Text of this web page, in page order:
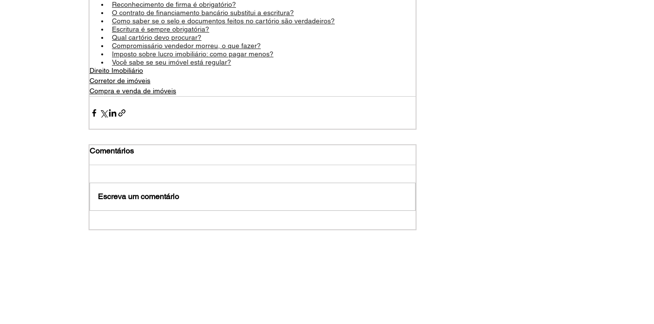
Reconhecimento de firma é obrigatório?
O contrato de financiamento bancário substitui a escritura?
Como saber se o selo e documentos feitos no cartório são verdadeiros?
Escritura é sempre obrigatória?
Qual cartório devo procurar?
Compromissário vendedor morreu, o que fazer?
Imposto sobre lucro imobiliário: como pagar menos?
Você sabe se seu imóvel está regular?
Direito Imobiliário
Corretor de imóveis
Compra e venda de imóveis
Comentários
Escreva um comentário